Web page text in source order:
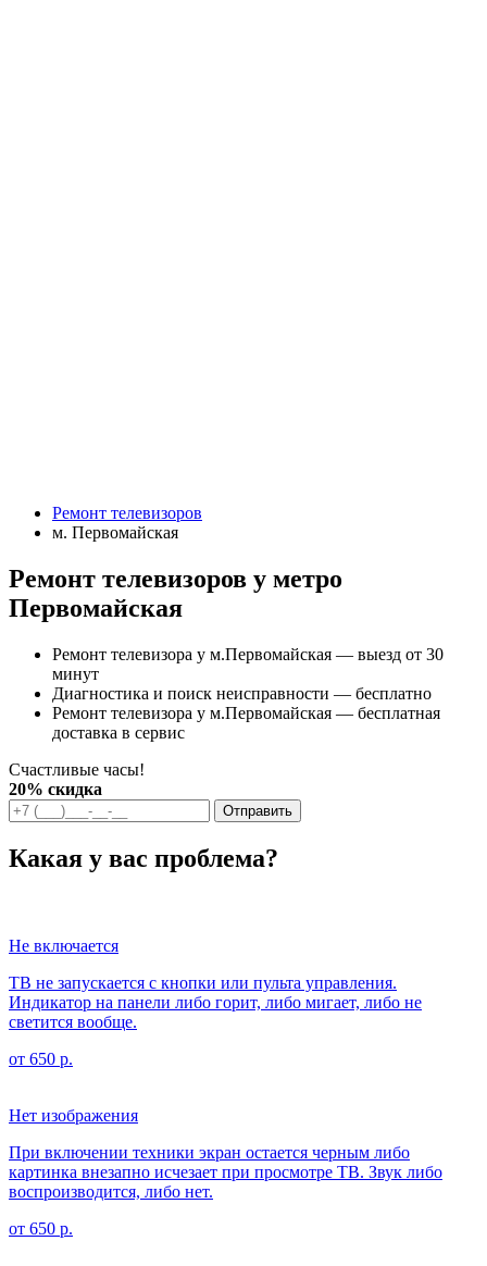
Ремонт телевизоров
м. Первомайская
Ремонт телевизоров у метро
Первомайская
Ремонт телевизора у м.Первомайская — выезд от 30
минут
Диагностика и поиск неисправности — бесплатно
Ремонт телевизора у м.Первомайская — бесплатная
доставка в сервис
Счастливые часы!
20% скидка
Отправить
Какая у вас проблема?
Не включается
ТВ не запускается с кнопки или пульта управления.
Индикатор на панели либо горит, либо мигает, либо не
светится вообще.
от 650 р.
Нет изображения
При включении техники экран остается черным либо
картинка внезапно исчезает при просмотре ТВ. Звук либо
воспроизводится, либо нет.
от 650 р.